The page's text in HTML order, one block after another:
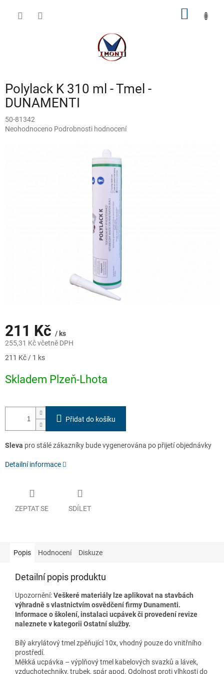
Polylack K 310 ml - Tmel -
DUNAMENTI
50-81342
Průměrné
Neohodnoceno Podrobnosti hodnocení
211 Kč / ks
255,31 Kč včetně DPH
Měrná
211 Kč / 1 ks
Skladem Plzeň-Lhota
Přidat do košíku
Sleva pro stálé zákazníky bude vygenerována po přijetí objednávky
Detailní informace
ZEPTAT SE SDÍLET
Popis Hodnocení Diskuze
Detailní popis produktu
Upozornění:Veškeré materiály lze aplikovat na stavbách
výhradně s vlastnictvím osvědčení firmy Dunamenti.
Informace o školení, instalaci ucpávek či provedení revize
naleznete v kategorii Ostatní služby.
Bílý akrylátový tmel zpěňující 10x, vhodný pouze do vnitřního
prostředí.
Měkká ucpávka – výplňový tmel kabelových svazků a lávek,
vzduchotechniky, trubek, spár apod. Odolnost proti vlhkosti do